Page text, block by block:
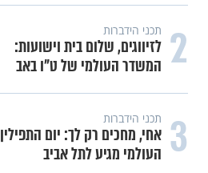
2 תכני הידברות
לזיווגים, שלום בית וישועות:
המשדר העולמי של ט"ו באב
3 תכני הידברות
אחי, מחכים רק לך: יום התפילין
העולמי מגיע לתל אביב